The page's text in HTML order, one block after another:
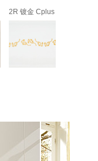
2R 镀金 Cplus